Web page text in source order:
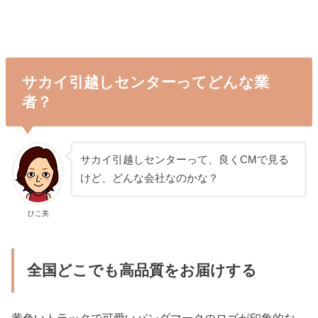
サカイ引越しセンターってどんな業
者？
ひこ美
サカイ引越しセンターって、良くCMで見る
けど、どんな会社なのかな？
全国どこでも高品質をお届けする